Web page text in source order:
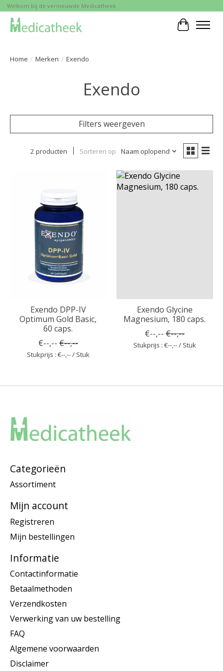
Welkom bij de vernieuwde Medicatheek
Home / Merken / Exendo
Exendo
Filters weergeven
2 producten Sorteren op Naam oplopend
Exendo DPP-IV
Optimum Gold Basic,
60 caps.
€--,-- €--,--
Stukprijs : €--,-- / Stuk
Exendo Glycine
Magnesium, 180 caps.
€--,-- €--,--
Stukprijs : €--,-- / Stuk
Categorieën
Assortiment
Mijn account
Registreren
Mijn bestellingen
Informatie
Contactinformatie
Betaalmethoden
Verzendkosten
Verwerking van uw bestelling
FAQ
Algemene voorwaarden
Disclaimer